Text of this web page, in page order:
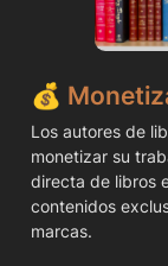
💰
Los autores de
monetizar su
directa de libros
contenidos
marcas.